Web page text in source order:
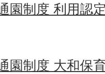
園制度 利用認
園制度 大和保